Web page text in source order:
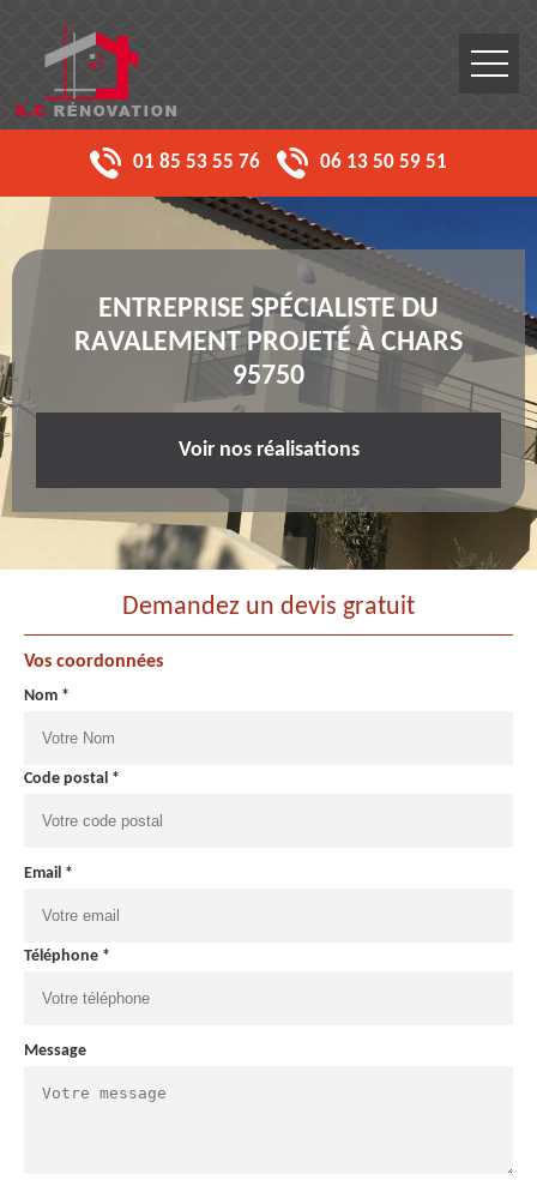
01 85 53 55 76 06 13 50 59 51
ENTREPRISE SPÉCIALISTE DU
RAVALEMENT PROJETÉ À CHARS
95750
Voir nos réalisations
Demandez un devis gratuit
Vos coordonnées
Nom *
Code postal *
Email *
Téléphone *
Message